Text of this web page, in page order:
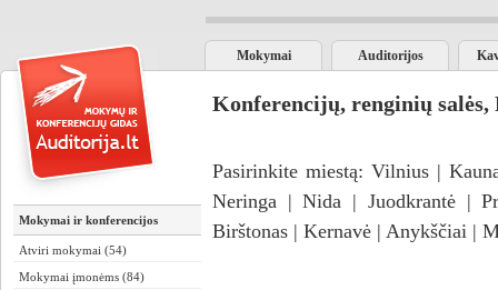
Mokymai Auditorijos
Mokymai ir konferencijos
Atviri mokymai (54)
Mokymai įmonėms (84)
Konferencijų, renginių salės,
Pasirinkite miestą: Vilnius|
Neringa |Nida | Juodkrantė|
Birštonas | Kernavė | Anykščiai |